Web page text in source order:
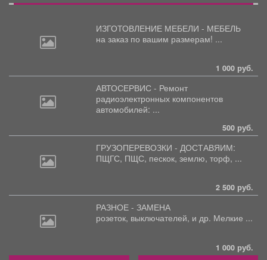
ИЗГОТОВЛЕНИЕ МЕБЕЛИ - МЕБЕЛЬ
на заказ по вашим размерам! ...
1 000 руб.
АВТОСЕРВИС - Ремонт
радиоэлектронных компонентов
автомобилей: ...
500 руб.
ГРУЗОПЕРЕВОЗКИ - ДОСТАВЯИМ:
ПЩГС, ПЩС, пескок, землю, торф, ...
2 500 руб.
РАЗНОЕ - ЗАМЕНА
розеток, выключателей, и др. Мелкие ...
1 000 руб.